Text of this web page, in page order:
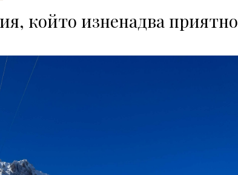
който изненадва приятно